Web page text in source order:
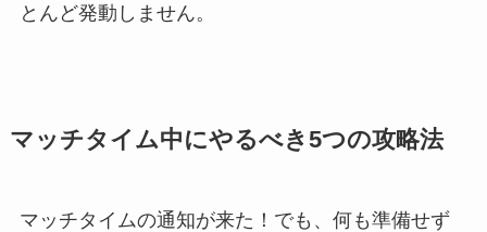
とんど発動しません。
マッチタイム中にやるべき5つの攻略法
マッチタイムの通知が来た！でも、何も準備せず